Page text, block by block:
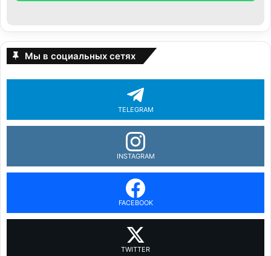
Мы в социальных сетях
TELEGRAM
INSTAGRAM
FACEBOOK
TWITTER